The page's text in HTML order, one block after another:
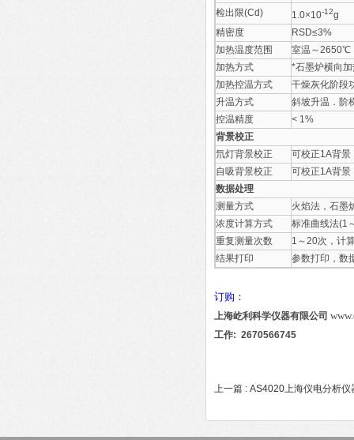
检出限(Cd)
1.0×10-12g
精密度
RSD≤3%
加热温度范围
室温～2650℃
加热方式
*石墨炉横向
加热控温方式
干燥灰化阶段
升温方式
斜坡升温．阶
控温精度
< 1%
背景校正
氘灯背景校正
可校正1A背景
自吸背景校正
可校正1A背景
数据处理
测量方式
火焰法，石墨
浓度计算方式
标准曲线法(1
重复测量次数
1～20次，计
结果打印
参数打印，数
订购：
上海屹利科学仪器有限公司
工作: 2670566745
上一篇 : AS4020上海仪电分析